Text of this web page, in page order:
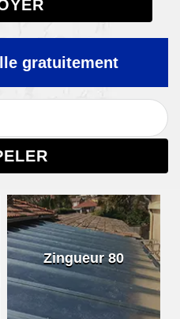
gratuitement
Zingueur 80